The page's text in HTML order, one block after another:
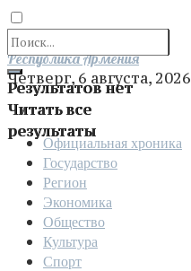
Результатов нет
Читать все
результаты
Отправить
Республика Армения
Четверг, 6 августа, 2026
Официальная хроника
Государство
Регион
Экономика
Общество
Культура
Спорт